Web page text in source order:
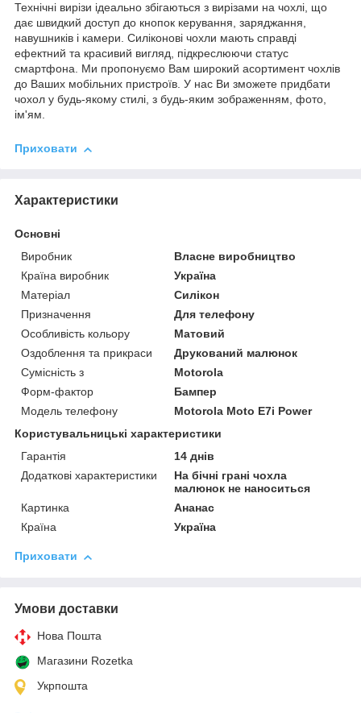
Технічні вирізи ідеально збігаються з вирізами на чохлі, що
дає швидкий доступ до кнопок керування, заряджання,
навушників і камери. Силіконові чохли мають справді
ефектний та красивий вигляд, підкреслюючи статус
смартфона. Ми пропонуємо Вам широкий асортимент чохлів
до Ваших мобільних пристроїв. У нас Ви зможете придбати
чохол у будь-якому стилі, з будь-яким зображенням, фото,
ім'ям.
Приховати
Характеристики
Основні
Виробник
Власне виробництво
Країна виробник
Україна
Матеріал
Силікон
Призначення
Для телефону
Особливість кольору
Матовий
Оздоблення та прикраси
Друкований малюнок
Сумісність з
Motorola
Форм-фактор
Бампер
Модель телефону
Motorola Moto E7i Power
Користувальницькі характеристики
Гарантія
14 днів
Додаткові характеристики
На бічні грані чохла
малюнок не наноситься
Картинка
Ананас
Країна
Україна
Приховати
Умови доставки
Нова Пошта
Магазини Rozetka
Укрпошта